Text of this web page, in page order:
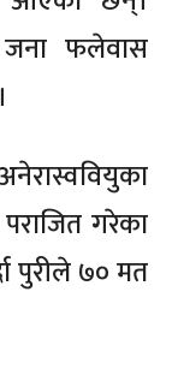
जना फलेवास
गरेका
पुरीले ७० मत